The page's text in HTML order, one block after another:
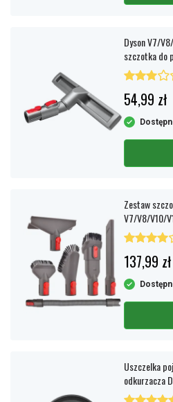
Dyson V7/
szczotka do
54,99 zł
Zestaw
V7/V8/V10/
137,99 zł
Uszczelka
odkurzacza